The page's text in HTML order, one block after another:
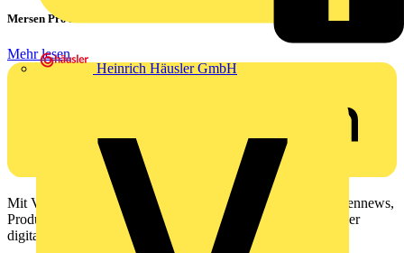
Heinrich Häusler GmbH
Mersen ProGrid Lastschaltleisten
Mehr lesen
Mit Voltimum erhalten Elektrofachkräfte Zugang zu Branchennews,
Produktinformationen, Schulungen und Tools – alles auf einer
digitalen Plattform und Community.